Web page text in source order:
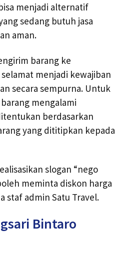
menjadi alternatif
sedang butuh jasa
aman.
barang ke
menjadi kewajiban
secara sempurna. Untuk
mengalami
berdasarkan
yang dititipkan kepada
slogan “nego
meminta diskon harga
staf admin Satu Travel.
Bintaro